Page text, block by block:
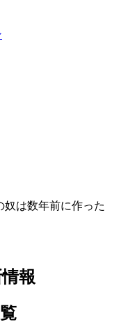
は数年前に作った
報